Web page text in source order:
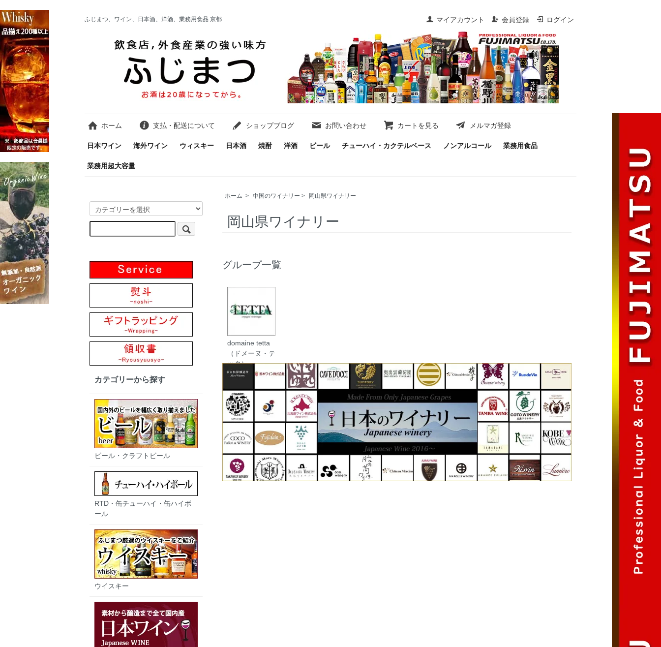
マイアカウント 会員登録 ログイン
ふじまつ、ワイン、日本酒、洋酒、業務用食品 京都
ホーム 支払・配送について ショップブログ お問い合わせ カートを見る メルマガ登録
日本ワイン 海外ワイン ウィスキー 日本酒 焼酎 洋酒 ビール チューハイ・カクテルベース ノンアルコール 業務用食品
業務用超大容量
ホーム > 中国のワイナリー > 岡山県ワイナリー
岡山県ワイナリー
グループ一覧
domaine tetta
（ドメーヌ・テ
ッタ）
カテゴリーから探す
ビール・クラフトビール
RTD・缶チューハイ・缶ハイボ
ール
ウイスキー